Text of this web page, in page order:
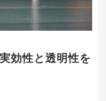
効性と透明性を